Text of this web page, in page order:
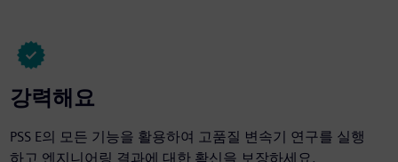
강력해요
PSS E의 모든 기능을 활용하여 고품질 변속기 연구를 실행
하고 엔지니어링 결과에 대한 확신을 보장하세요.